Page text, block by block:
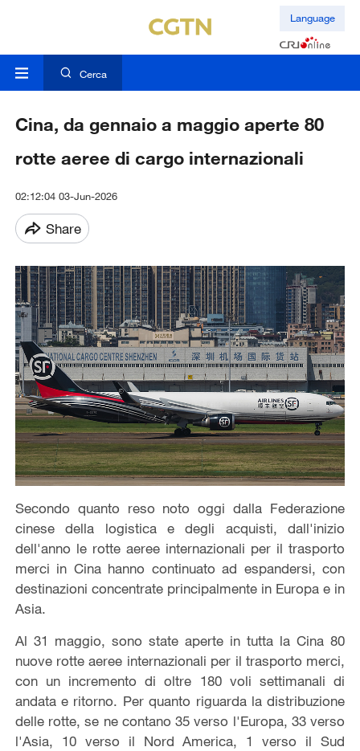
Language
Cerca
Cina, da gennaio a maggio aperte 80
rotte aeree di cargo internazionali
02:12:04 03-Jun-2026
Share
Secondo quanto reso noto oggi dalla Federazione
cinese della logistica e degli acquisti, dall'inizio
dell'anno le rotte aeree internazionali per il trasporto
merci in Cina hanno continuato ad espandersi, con
destinazioni concentrate principalmente in Europa e in
Asia.
Al 31 maggio, sono state aperte in tutta la Cina 80
nuove rotte aeree internazionali per il trasporto merci,
con un incremento di oltre 180 voli settimanali di
andata e ritorno. Per quanto riguarda la distribuzione
delle rotte, se ne contano 35 verso l'Europa, 33 verso
l'Asia, 10 verso il Nord America, 1 verso il Sud